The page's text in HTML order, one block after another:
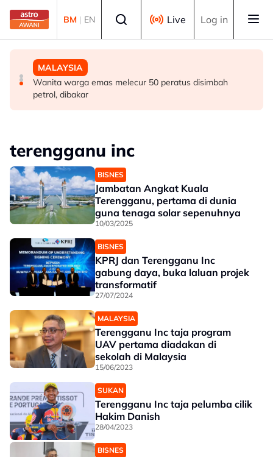
Skip to main content
BM | EN Live Log in
MALAYSIA
Berita tempatan pilihan sepanjang hari ini
DUNIA
Singapura sambut Hari Kebangsaan ke-61, NDP kembali
ke Stadium Negara
MALAYSIA
Wanita warga emas melecur 50 peratus disimbah
petrol, dibakar
terengganu inc
BISNES
Jambatan Angkat Kuala
Terengganu, pertama di dunia
guna tenaga solar sepenuhnya
10/03/2025
BISNES
KPRJ dan Terengganu Inc
gabung daya, buka laluan projek
transformatif
27/07/2024
MALAYSIA
Terengganu Inc taja program
UAV pertama diadakan di
sekolah di Malaysia
15/06/2023
SUKAN
Terengganu Inc taja pelumba cilik
Hakim Danish
28/04/2023
BISNES